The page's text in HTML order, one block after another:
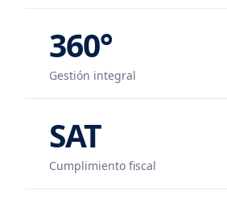
360°
Gestión integral
SAT
Cumplimiento fiscal